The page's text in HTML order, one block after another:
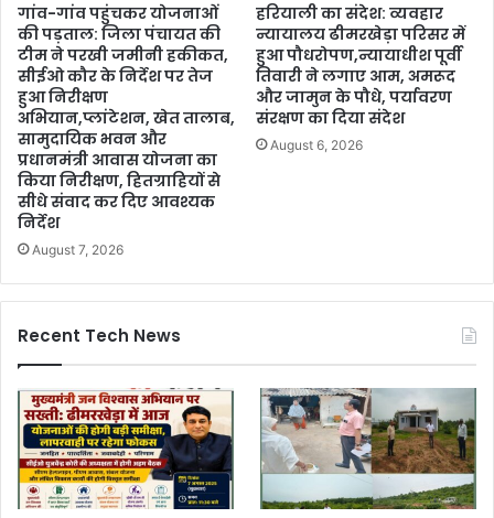
गांव-गांव पहुंचकर योजनाओं
की पड़ताल: जिला पंचायत की
टीम ने परखी जमीनी हकीकत,
सीईओ कौर के निर्देश पर तेज
हुआ निरीक्षण
अभियान,प्लांटेशन, खेत तालाब,
सामुदायिक भवन और
प्रधानमंत्री आवास योजना का
किया निरीक्षण, हितग्राहियों से
सीधे संवाद कर दिए आवश्यक
निर्देश
August 7, 2026
हरियाली का संदेश: व्यवहार
न्यायालय ढीमरखेड़ा परिसर में
हुआ पौधरोपण,न्यायाधीश पूर्वी
तिवारी ने लगाए आम, अमरूद
और जामुन के पौधे, पर्यावरण
संरक्षण का दिया संदेश
August 6, 2026
Recent Tech News